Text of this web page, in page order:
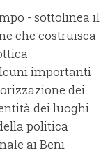
- sottolinea il
che costruisca
importanti
dei
dei luoghi.
politica
ai Beni